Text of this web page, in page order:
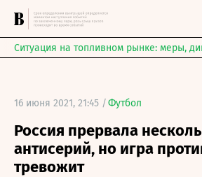
Ситуация на топливном рынке: меры,
16 июня 2021, 21:45 /Футбол
Россия прервала
антисерий, но игра
тревожит